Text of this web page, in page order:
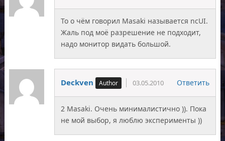
То о чём говорил Masaki называется ncUI.
Жаль под моё разрешение не подходит,
надо монитор видать большой.
Deckven 03.05.2010 Ответить
2 Masaki. Очень минималистично )). Пока
не мой выбор, я люблю эксперименты ))